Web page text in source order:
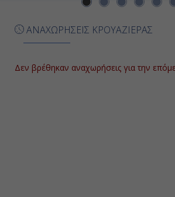
ΑΝΑΧΩΡΗΣΕΙΣ ΚΡΟΥΑΖΙΕΡΑΣ
Δεν βρέθηκαν αναχωρήσεις για την